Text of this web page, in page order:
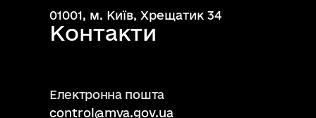
01001, м. Київ, Хрещатик 34
Контакти
Електронна пошта
control@mva.gov.ua